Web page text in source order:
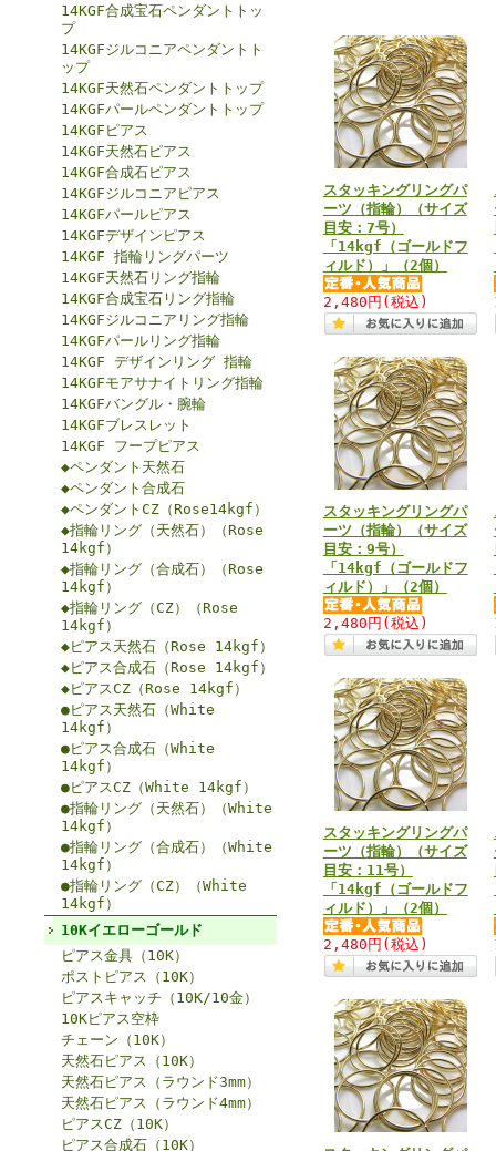
14KGF合成宝石ペンダントトッ
プ
14KGFジルコニアペンダントト
ップ
14KGF天然石ペンダントトップ
14KGFパールペンダントトップ
14KGFピアス
14KGF天然石ピアス
14KGF合成石ピアス
14KGFジルコニアピアス
14KGFパールピアス
14KGFデザインピアス
14KGF 指輪リングパーツ
14KGF天然石リング指輪
14KGF合成宝石リング指輪
14KGFジルコニアリング指輪
14KGFパールリング指輪
14KGF デザインリング 指輪
14KGFモアサナイトリング指輪
14KGFバングル・腕輪
14KGFブレスレット
14KGF フープピアス
◆ペンダント天然石
◆ペンダント合成石
◆ペンダントCZ（Rose14kgf）
◆指輪リング（天然石）（Rose
14kgf）
◆指輪リング（合成石）（Rose
14kgf）
◆指輪リング（CZ）（Rose
14kgf）
◆ピアス天然石（Rose 14kgf）
◆ピアス合成石（Rose 14kgf）
◆ピアスCZ（Rose 14kgf）
●ピアス天然石（White
14kgf）
●ピアス合成石（White
14kgf）
●ピアスCZ（White 14kgf）
●指輪リング（天然石）（White
14kgf）
●指輪リング（合成石）（White
14kgf）
●指輪リング（CZ）（White
14kgf）
10Kイエローゴールド
ピアス金具（10K）
ポストピアス（10K）
ピアスキャッチ（10K/10金）
10Kピアス空枠
チェーン（10K）
天然石ピアス（10K）
天然石ピアス（ラウンド3mm）
天然石ピアス（ラウンド4mm）
ピアスCZ（10K）
ピアス合成石（10K）
スタッキングリングパ
ーツ（指輪）（サイズ
目安：7号）
「14kgf（ゴールドフ
ィルド）」（2個）
2,480円 (税込)
スタッキングリングパ
ーツ（指輪）（サイズ
目安：9号）
「14kgf（ゴールドフ
ィルド）」（2個）
2,480円 (税込)
スタッキングリングパ
ーツ（指輪）（サイズ
目安：11号）
「14kgf（ゴールドフ
ィルド）」（2個）
2,480円 (税込)